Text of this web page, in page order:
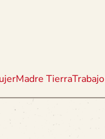
Madre TierraTrabajo